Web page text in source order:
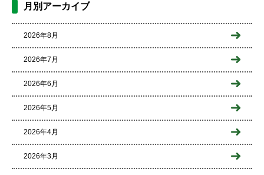
月別アーカイブ
2026年8月
2026年7月
2026年6月
2026年5月
2026年4月
2026年3月